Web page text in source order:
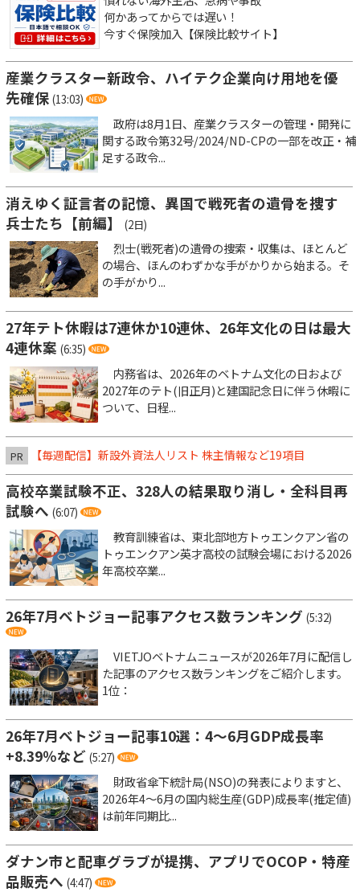
何かあってからでは遅い！
今すぐ保険加入【保険比較サイト】
産業クラスター新政令、ハイテク企業向け用地を優
先確保 (13:03)
政府は8月1日、産業クラスターの管理・開発に
関する政令第32号/2024/ND-CPの一部を改正・補
足する政令...
消えゆく証言者の記憶、異国で戦死者の遺骨を捜す
兵士たち【前編】
(2日)
烈士(戦死者)の遺骨の捜索・収集は、ほとんど
の場合、ほんのわずかな手がかりから始まる。そ
の手がかり...
27年テト休暇は7連休か10連休、26年文化の日は最大
4連休案 (6:35)
内務省は、2026年のベトナム文化の日および
2027年のテト(旧正月)と建国記念日に伴う休暇に
ついて、日程...
PR 【毎週配信】新設外資法人リスト 株主情報など19項目
高校卒業試験不正、328人の結果取り消し・全科目再
試験へ (6:07)
教育訓練省は、東北部地方トゥエンクアン省の
トゥエンクアン英才高校の試験会場における2026
年高校卒業...
26年7月ベトジョー記事アクセス数ランキング (5:32)
VIETJOベトナムニュースが2026年7月に配信し
た記事のアクセス数ランキングをご紹介します。
1位：
26年7月ベトジョー記事10選：4～6月GDP成長率
+8.39％など (5:27)
財政省傘下統計局(NSO)の発表によりますと、
2026年4～6月の国内総生産(GDP)成長率(推定値)
は前年同期比...
ダナン市と配車グラブが提携、アプリでOCOP・特産
品販売へ (4:47)